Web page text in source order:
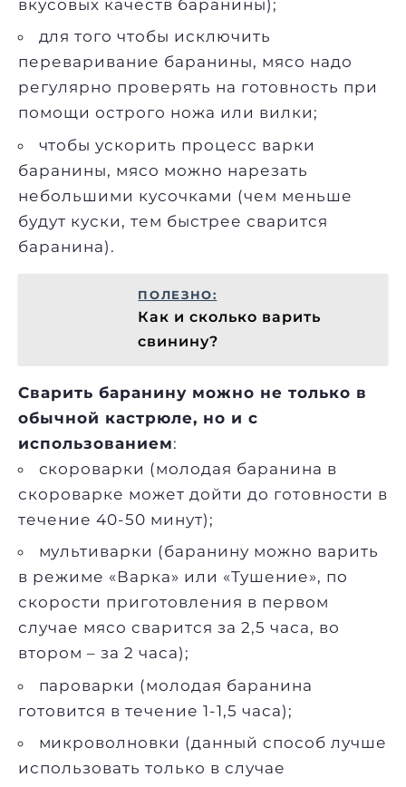
вкусовых качеств баранины);
для того чтобы исключить
переваривание баранины, мясо надо
регулярно проверять на готовность при
помощи острого ножа или вилки;
чтобы ускорить процесс варки
баранины, мясо можно нарезать
небольшими кусочками (чем меньше
будут куски, тем быстрее сварится
баранина).
ПОЛЕЗНО:
Как и сколько варить
свинину?
Сварить баранину можно не только в
обычной кастрюле, но и с
использованием:
скороварки (молодая баранина в
скороварке может дойти до готовности в
течение 40-50 минут);
мультиварки (баранину можно варить
в режиме «Варка» или «Тушение», по
скорости приготовления в первом
случае мясо сварится за 2,5 часа, во
втором – за 2 часа);
пароварки (молодая баранина
готовится в течение 1-1,5 часа);
микроволновки (данный способ лучше
использовать только в случае